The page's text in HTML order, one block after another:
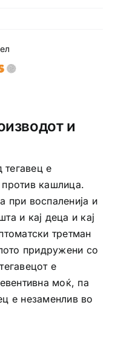
и
е
кашлица.
при воспаленија и
и кај деца и кај
третман
придружени со
е
моќ, па
е незаменлив во